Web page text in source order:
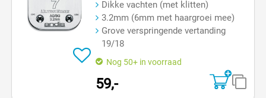
Dikke vachten (met klitten)
3.2mm (6mm met haargroei mee)
Grove verspringende vertanding
19/18
Nog 50+ in voorraad
59,-